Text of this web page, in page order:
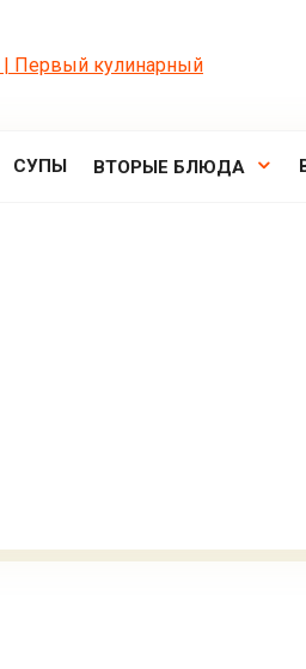
СУПЫ ВТОРЫЕ БЛЮДА